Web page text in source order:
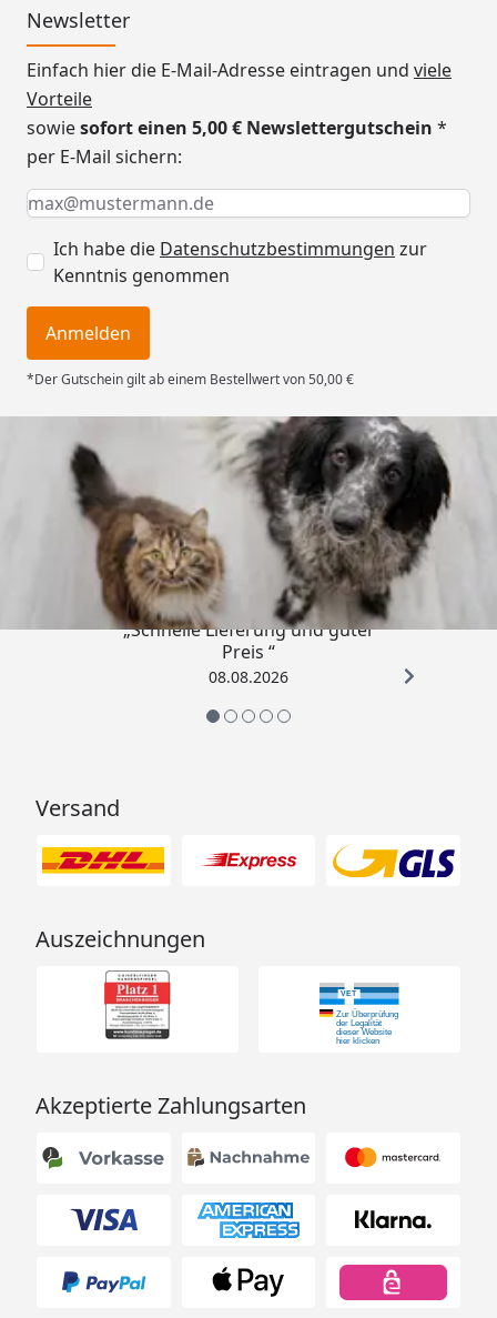
Newsletter
Einfach hier die E-Mail-Adresse eintragen und viele
Vorteile
sowiesofort einen 5,00 € Newslettergutschein *
per E-Mail sichern:
Keine Eingabe erforderlich
Eingabe erforderlich
E-Mail *
Ich habe die Datenschutzbestimmungen zur
Kenntnis genommen
Anmelden
*Der Gutschein gilt ab einem Bestellwert von 50,00 €
Trusted Shops
4,73/ 5
„Schnelle Lieferung und guter
Preis “
08.08.2026
Versand
Auszeichnungen
Akzeptierte Zahlungsarten